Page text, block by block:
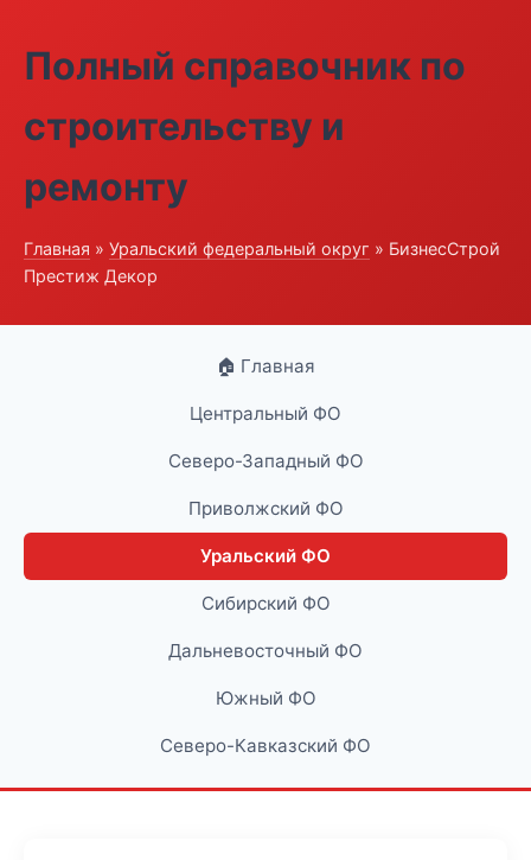
Полный справочник по
строительству и
ремонту
Главная » Уральский федеральный округ » БизнесСтрой
Престиж Декор
🏠 Главная
Центральный ФО
Северо-Западный ФО
Приволжский ФО
Уральский ФО
Сибирский ФО
Дальневосточный ФО
Южный ФО
Северо-Кавказский ФО